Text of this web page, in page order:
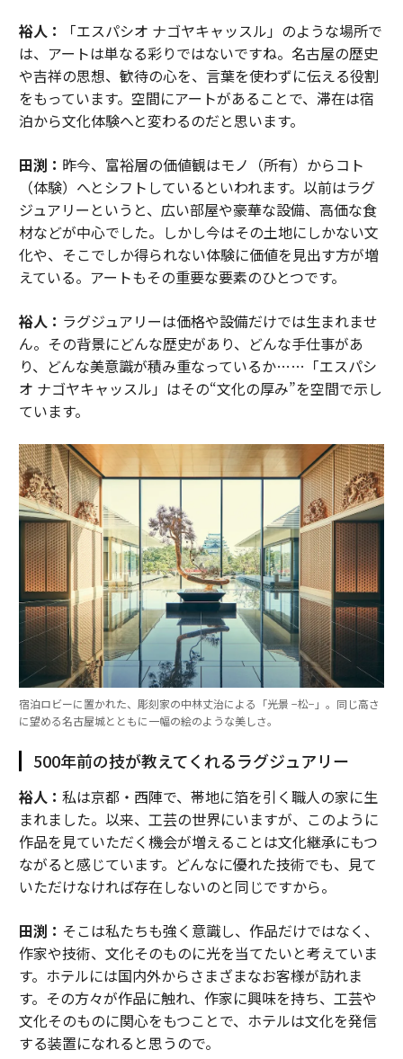
裕人：
「エスパシオ ナゴヤキャッスル」のような場所で
は、アートは単なる彩りではないですね。名古屋の歴史
や吉祥の思想、歓待の心を、言葉を使わずに伝える役割
をもっています。空間にアートがあることで、滞在は宿
泊から文化体験へと変わるのだと思います。
田渕： 昨今、富裕層の価値観はモノ（所有）からコト
（体験）へとシフトしているといわれます。以前はラグ
ジュアリーというと、広い部屋や豪華な設備、高価な食
材などが中心でした。しかし今はその土地にしかない文
化や、そこでしか得られない体験に価値を見出す方が増
えている。アートもその重要な要素のひとつです。
裕人： ラグジュアリーは価格や設備だけでは生まれませ
ん。その背景にどんな歴史があり、どんな手仕事があ
り、どんな美意識が積み重なっているか……「エスパシ
オ ナゴヤキャッスル」はその“文化の厚み”を空間で示し
ています。
宿泊ロビーに置かれた、彫刻家の中林丈治による「光景 −松−」。同じ高さ
に望める名古屋城とともに一幅の絵のような美しさ。
500年前の技が教えてくれるラグジュアリー
裕人： 私は京都・西陣で、帯地に箔を引く職人の家に生
まれました。以来、工芸の世界にいますが、このように
作品を見ていただく機会が増えることは文化継承にもつ
ながると感じています。どんなに優れた技術でも、見て
いただけなければ存在しないのと同じですから。
田渕： そこは私たちも強く意識し、作品だけではなく、
作家や技術、文化そのものに光を当てたいと考えていま
す。ホテルには国内外からさまざまなお客様が訪れま
す。その方々が作品に触れ、作家に興味を持ち、工芸や
文化そのものに関心をもつことで、ホテルは文化を発信
する装置になれると思うので。